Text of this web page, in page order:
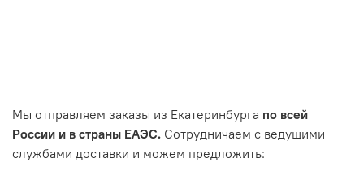
Мы отправляем заказы из Екатеринбурга по всей
России и в страны ЕАЭС. Сотрудничаем с ведущими
службами доставки и можем предложить: